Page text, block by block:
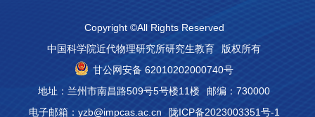
Copyright ©All Rights Reserved
中国科学院近代物理研究所研究生教育
版权所有
甘公网安备 62010202000740号
地址：兰州市南昌路509号5号楼11楼
邮编：730000
电子邮箱：yzb@impcas.ac.cn
陇ICP备2023003351号-1